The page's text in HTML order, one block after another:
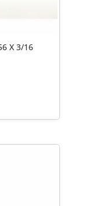
X 3/16